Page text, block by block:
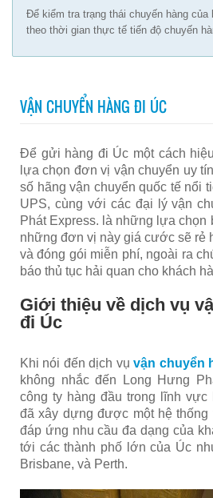
Để kiểm tra trạng thái chuyến hàng của
theo thời gian thực tế tiến độ chuyến
VẬN CHUYỂN HÀNG ĐI ÚC
Để gửi hàng đi Úc một cách
lựa chọn đơn vị vận chuyển uy
số hãng vận chuyển quốc tế nổi
UPS, cùng với các đại lý vận
Phát Express. là những lựa chọn
những đơn vị này giá cước sẽ rẻ
và đóng gói miễn phí, ngoài ra
báo thủ tục hải quan cho khách
Giới thiệu về dịch vụ
đi Úc
Khi nói đến dịch vụvận chuyển
không nhắc đến Long Hưng
công ty hàng đầu trong lĩnh vực
đã xây dựng được một hệ thống
đáp ứng nhu cầu đa dạng của
tới các thành phố lớn của Úc
Brisbane, và Perth.